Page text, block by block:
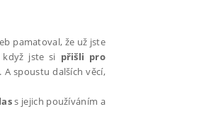
pamatoval, že už jste
jste si přišli pro
. A spoustu dalších věcí,
s jejich používáním a